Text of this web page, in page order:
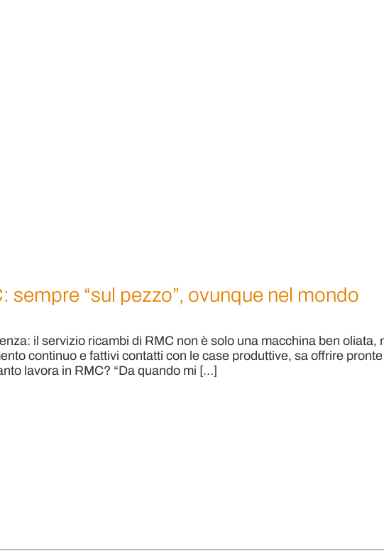
“sul pezzo”, ovunque nel mondo
il servizio ricambi di RMC non è solo una macchina ben
continuo e fattivi contatti con le case produttive, sa offrire
lavora in RMC? “Da quando mi […]